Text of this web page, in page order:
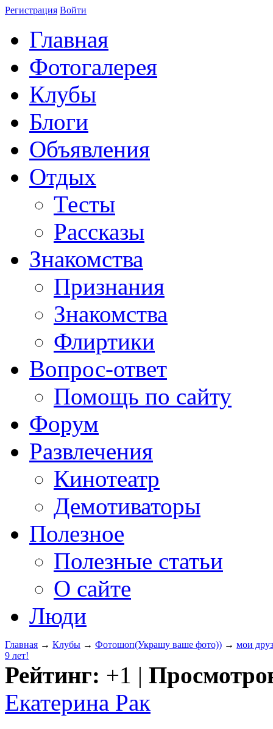
Регистрация Войти
Главная
Фотогалерея
Клубы
Блоги
Объявления
Отдых
Тесты
Рассказы
Знакомства
Признания
Знакомства
Флиртики
Вопрос-ответ
Помощь по сайту
Форум
Развлечения
Кинотеатр
Демотиваторы
Полезное
Полезные статьи
О сайте
Люди
Главная → Клубы → Фотошоп(Украшу ваше фото)) → мои
9 лет!
Рейтинг: +1 |
Екатерина Рак